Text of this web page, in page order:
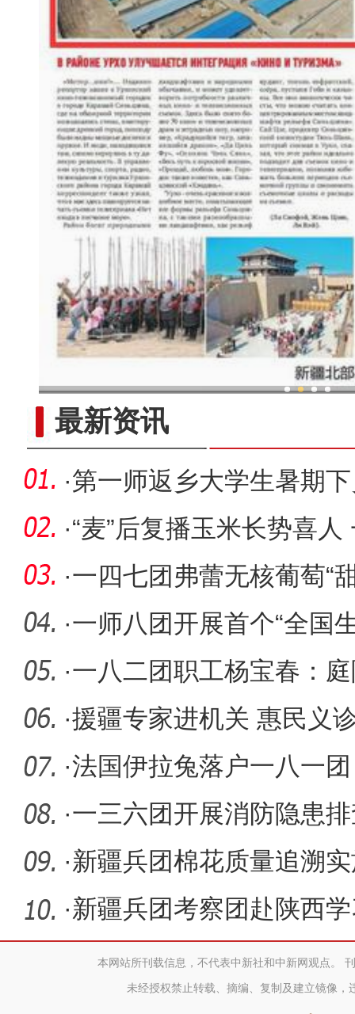
最新资讯
·第一师返乡大学生暑期
送清凉
·“麦”后复播玉米长势喜
好“丰”景
·一四七团弗蕾无核葡萄“
·一师八团开展首个“全国
·一八二团职工杨宝春：
活”
·援疆专家进机关 惠民义
·法国伊拉兔落户一八一团
·一三六团开展消防隐患
·新疆兵团棉花质量追溯
植棉师市
·新疆兵团考察团赴陕西
本网站所刊载信息，不代表中新社和中新网观点。
未经授权禁止转载、摘编、复制及建立镜像，